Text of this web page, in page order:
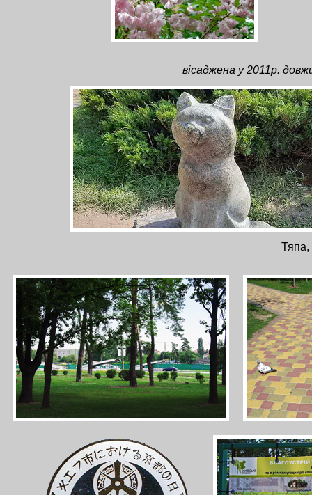
вісаджена у 2011р.
Тяпа,